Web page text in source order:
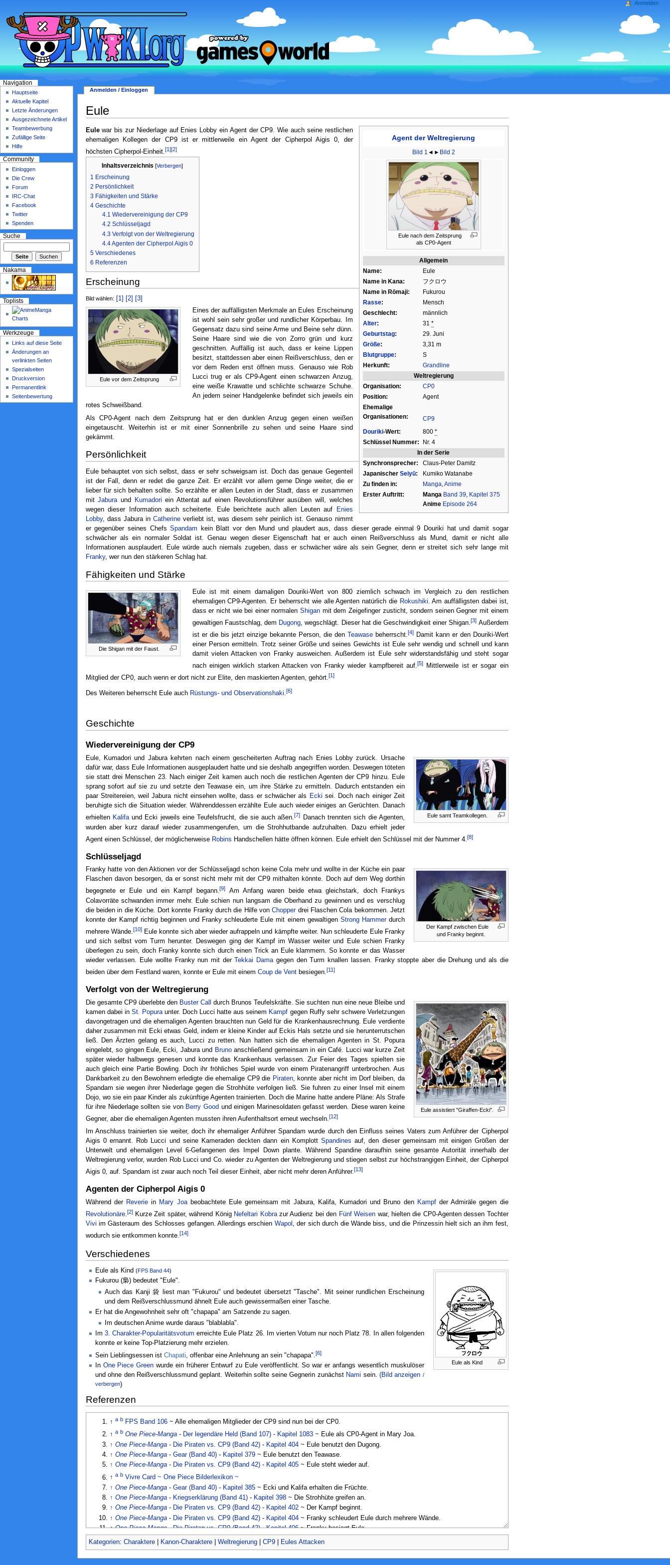
Eule
Agent der Weltregierung
Bild 1 ◄► Bild 2
Eule nach dem Zeitsprung
als CP0-Agent
Allgemein
Name:
Eule
Name in Kana:
フクロウ
Name in Rōmaji:
Fukurou
Rasse:
Mensch
Geschlecht:
männlich
Alter: 31 *
Geburtstag:
29. Juni
Größe:
3,31 m
Blutgruppe:
S
Herkunft:
Grandline
Weltregierung
Organisation:
CP0
Position:
Agent
Ehemalige
Organisationen:
CP9
Douriki-Wert: 800 *
Schlüssel Nummer:
Nr. 4
In der Serie
Synchronsprecher:
Claus-Peter Damitz
Japanischer Seiyū:
Kumiko Watanabe
Zu finden in:
Manga Anime
Erster Auftritt:
Manga Band 39, Kapitel 375
Anime Episode 264
Eulewar bis zur Niederlage auf Enies Lobby ein Agent der CP9. Wie auch seine restlichen
ehemaligen Kollegen der CP9 ist er mittlerweile ein Agent der Cipherpol Aigis 0, der
höchsten Cipherpol-Einheit.[1][2]
Inhaltsverzeichnis [Verbergen]
1 Erscheinung
2 Persönlichkeit
3 Fähigkeiten und Stärke
4 Geschichte
4.1 Wiedervereinigung der CP9
4.2 Schlüsseljagd
4.3 Verfolgt von der Weltregierung
4.4Agenten der Cipherpol Aigis 0
5 Verschiedenes
6 Referenzen
Erscheinung
Bild wählen: [1] [2] [3]
Eule vor dem Zeitsprung
Eines der auffälligsten Merkmale an Eules Erscheinung
ist wohl sein sehr großer und rundlicher Körperbau. Im
Gegensatz dazu sind seine Arme und Beine sehr dünn.
Seine Haare sind wie die von Zorro grün und kurz
geschnitten. Auffällig ist auch, dass er keine Lippen
besitzt, stattdessen aber einen Reißverschluss, den er
vor dem Reden erst öffnen muss. Genauso wie Rob
Lucci trug er als CP9-Agent einen schwarzen Anzug,
eine weiße Krawatte und schlichte schwarze Schuhe.
An jedem seiner Handgelenke befindet sich jeweils ein
rotes Schweißband.
Als CP0-Agent nach dem Zeitsprung hat er den dunklen Anzug gegen einen weißen
eingetauscht. Weiterhin ist er mit einer Sonnenbrille zu sehen und seine Haare sind
gekämmt.
Persönlichkeit
Eule behauptet von sich selbst, dass er sehr schweigsam ist. Doch das genaue Gegenteil
ist der Fall, denn er redet die ganze Zeit. Er erzählt vor allem gerne Dinge weiter, die er
lieber für sich behalten sollte. So erzählte er allen Leuten in der Stadt, dass er zusammen
mitJaburaund Kumadori ein Attentat auf einen Revolutionsführer ausüben will, welches
wegen dieser Information auch scheiterte. Eule berichtete auch allen Leuten auf
Enies
Lobby, dass Jabura in Catherineverliebt ist, was diesem sehr peinlich ist. Genauso nimmt
er gegenüber seines ChefsSpandam kein Blatt vor den Mund und plaudert aus, dass dieser gerade einmal 9 Douriki hat und damit sogar
schwächer als ein normaler Soldat ist. Genau wegen dieser Eigenschaft hat er auch einen Reißverschluss als Mund, damit er nicht alle
Informationen ausplaudert. Eule würde auch niemals zugeben, dass er schwächer wäre als sein Gegner, denn er streitet sich sehr lange mit
Franky, wer nun den stärkeren Schlag hat.
Fähigkeiten und Stärke
Die Shigan mit der Faust.
Eule ist mit einem damaligen Douriki-Wert von 800 ziemlich schwach im Vergleich zu den restlichen
ehemaligen CP9-Agenten. Er beherrscht wie alle Agenten natürlich die Rokushiki . Am auffälligsten dabei ist,
dass er nicht wie bei einer normalenShigan mit dem Zeigefinger zusticht, sondern seinen Gegner mit einem
gewaltigen Faustschlag, dem Dugong, wegschlägt. Dieser hat die Geschwindigkeit einer Shigan.[3] Außerdem
ist er die bis jetzt einzige bekannte Person, die den
Teawasebeherrscht.[4]Damit kann er den Douriki-Wert
einer Person ermitteln. Trotz seiner Größe und seines Gewichts ist Eule sehr wendig und schnell und kann
damit vielen Attacken von Franky ausweichen. Außerdem ist Eule sehr widerstandsfähig und steht sogar
nach einigen wirklich starken Attacken von Franky wieder kampfbereit auf.[5]Mittlerweile ist er sogar ein
Mitglied der CP0, auch wenn er dort nicht zur Elite, den maskierten Agenten, gehört.[1]
Des Weiteren beherrscht Eule auch Rüstungs- und Observationshaki.[6]
Geschichte
Wiedervereinigung der CP9
Eule samt Teamkollegen.
Eule, Kumadori und Jabura kehrten nach einem gescheiterten Auftrag nach Enies Lobby zurück. Ursache
dafür war, dass Eule Informationen ausgeplaudert hatte und sie deshalb angegriffen worden. Deswegen töteten
sie statt drei Menschen 23. Nach einiger Zeit kamen auch noch die restlichen Agenten der CP9 hinzu. Eule
sprang sofort auf sie zu und setzte den Teawase ein, um ihre Stärke zu ermitteln. Dadurch entstanden ein
paar Streitereien, weil Jabura nicht einsehen wollte, dass er schwächer als
Ecki sei. Doch nach einiger Zeit
beruhigte sich die Situation wieder. Währenddessen erzählte Eule auch wieder einiges an Gerüchten. Danach
erhielten Kalifaund Ecki jeweils eine Teufelsfrucht, die sie auch aßen.[7]
Danach trennten sich die Agenten,
wurden aber kurz darauf wieder zusammengerufen, um die Strohhutbande aufzuhalten. Dazu erhielt jeder
Agent einen Schlüssel, der möglicherweise Robins Handschellen hätte öffnen können. Eule erhielt den Schlüssel mit der Nummer 4. [8]
Schlüsseljagd
Der Kampf zwischen Eule
und Franky beginnt.
Franky hatte von den Aktionen vor der Schlüsseljagd schon keine Cola mehr und wollte in der Küche ein paar
Flaschen davon besorgen, da er sonst nicht mehr mit der CP9 mithalten könnte. Doch auf dem Weg dorthin
begegnete er Eule und ein Kampf begann.[9]
Am Anfang waren beide etwa gleichstark, doch Frankys
Colavorräte schwanden immer mehr. Eule schien nun langsam die Oberhand zu gewinnen und es verschlug
die beiden in die Küche. Dort konnte Franky durch die Hilfe vonChopperdrei Flaschen Cola bekommen. Jetzt
konnte der Kampf richtig beginnen und Franky schleuderte Eule mit einem gewaltigen Strong Hammerdurch
mehrere Wände.[10]Eule konnte sich aber wieder aufrappeln und kämpfte weiter. Nun schleuderte Eule Franky
und sich selbst vom Turm herunter. Deswegen ging der Kampf im Wasser weiter und Eule schien Franky
überlegen zu sein, doch Franky konnte sich durch einen Trick an Eule klammern. So konnte er das Wasser
wieder verlassen. Eule wollte Franky nun mit der
Tekkai Damagegen den Turm knallen lassen. Franky stoppte aber die Drehung und als die
beiden über dem Festland waren, konnte er Eule mit einem Coup de Ventbesiegen.[11]
Verfolgt von der Weltregierung
Eule assistiert "Giraffen-Ecki".
Die gesamte CP9 überlebte den Buster Call
durch Brunos Teufelskräfte. Sie suchten nun eine neue Bleibe und
kamen dabei in St. Popuraunter. Doch Lucci hatte aus seinem Kampf gegen Ruffy sehr schwere Verletzungen
davongetragen und die ehemaligen Agenten brauchten nun Geld für die Krankenhausrechnung. Eule verdiente
daher zusammen mit Ecki etwas Geld, indem er kleine Kinder auf Eckis Hals setzte und sie herunterrutschen
ließ. Den Ärzten gelang es auch, Lucci zu retten. Nun hatten sich die ehemaligen Agenten in St. Popura
eingelebt, so gingen Eule, Ecki, Jabura und Brunoanschließend gemeinsam in ein Café. Lucci war kurze Zeit
später wieder halbwegs genesen und konnte das Krankenhaus verlassen. Zur Feier des Tages spielten sie
auch gleich eine Partie Bowling. Doch ihr fröhliches Spiel wurde von einem Piratenangriff unterbrochen. Aus
Dankbarkeit zu den Bewohnern erledigte die ehemalige CP9 die Piraten, konnte aber nicht im Dorf bleiben, da
Spandam sie wegen ihrer Niederlage gegen die Strohhüte verfolgen ließ. Sie fuhren zu einer Insel mit einem
Dojo, wo sie ein paar Kinder als zukünftige Agenten trainierten. Doch die Marine hatte andere Pläne: Als Strafe
für ihre Niederlage sollten sie von Berry Good und einigen Marinesoldaten gefasst werden. Diese waren keine
Gegner, aber die ehemaligen Agenten mussten ihren Aufenthaltsort erneut wechseln.[12]
Im Anschluss trainierten sie weiter, doch ihr ehemaliger Anführer Spandam wurde durch den Einfluss seines Vaters zum Anführer der Cipherpol
Aigis 0 ernannt. Rob Lucci und seine Kameraden deckten dann ein KomplottSpandines auf, den dieser gemeinsam mit einigen Größen der
Unterwelt und ehemaligen Level 6-Gefangenen des Impel Down plante. Während Spandine daraufhin seine gesamte Autorität innerhalb der
Weltregierung verlor, wurden Rob Lucci und Co. wieder zu Agenten der Weltregierung und stiegen selbst zur höchstrangigen Einheit, der Cipherpol
Aigis 0, auf. Spandam ist zwar auch noch Teil dieser Einheit, aber nicht mehr deren Anführer.[13]
Agenten der Cipherpol Aigis 0
Während der Reverie in Mary Joabeobachtete Eule gemeinsam mit Jabura, Kalifa, Kumadori und Bruno den Kampfder Admiräle gegen die
Revolutionäre.[2]Kurze Zeit später, während König Nefeltari Kobrazur Audienz bei den Fünf Weisen war, hielten die CP0-Agenten dessen Tochter
Vivi im Gästeraum des Schlosses gefangen. Allerdings erschien Wapol , der sich durch die Wände biss, und die Prinzessin hielt sich an ihm fest,
wodurch sie entkommen konnte.[14]
Verschiedenes
Eule als Kind
Eule als Kind (FPS Band 44)
Fukurou (梟) bedeutet "Eule".
Auch das Kanji 袋 liest man "Fukurou" und bedeutet übersetzt "Tasche". Mit seiner rundlichen Erscheinung
und dem Reißverschlussmund ähnelt Eule auch gewissermaßen einer Tasche.
Er hat die Angewohnheit sehr oft "chapapa" am Satzende zu sagen.
Im deutschen Anime wurde daraus "blablabla".
Im 3. Charakter-Popularitätsvotum erreichte Eule Platz 26. Im vierten Votum nur noch Platz 78. In allen folgenden
konnte er keine Top-Platzierung mehr erzielen.
Sein Lieblingsessen ist Chapati, offenbar eine Anlehnung an sein "chapapa".[6]
In One Piece Green wurde ein früherer Entwurf zu Eule veröffentlicht. So war er anfangs wesentlich muskulöser
und ohne den Reißverschlussmund geplant. Weiterhin sollte seine Gegnerin zunächst Nami sein. (Bild anzeigen /
verbergen)
Referenzen
↑ a b FPS Band 106~ Alle ehemaligen Mitglieder der CP9 sind nun bei der CP0.
↑ a b One Piece-Manga- Der legendäre Held (Band 107)- Kapitel 1083~ Eule als CP0-Agent in Mary Joa.
↑ One Piece-Manga- Die Piraten vs. CP9 (Band 42)- Kapitel 404~ Eule benutzt den Dugong.
↑ One Piece-Manga- Gear (Band 40)- Kapitel 379~ Eule benutzt den Teawase.
↑ One Piece-Manga- Die Piraten vs. CP9 (Band 42)- Kapitel 405~ Eule steht wieder auf.
↑ a b Vivre Card ~ One Piece Bilderlexikon ~
↑ One Piece-Manga- Gear (Band 40)- Kapitel 385~ Ecki und Kalifa erhalten die Früchte.
↑ One Piece-Manga- Kriegserklärung (Band 41)- Kapitel 398~ Die Strohhüte greifen an.
↑ One Piece-Manga- Die Piraten vs. CP9 (Band 42)- Kapitel 402~ Der Kampf beginnt.
↑ One Piece-Manga- Die Piraten vs. CP9 (Band 42)- Kapitel 404~ Franky schleudert Eule durch mehrere Wände.
↑ One Piece-Manga-Die Piraten vs. CP9 (Band 42)-Kapitel 406~ Franky besiegt Eule.
↑
Cover-Story
Der Missionsbericht der CP9
↑ FPS Band 109~ Eules Werdegang während des Zeitsprungs.
↑ One Piece-Manga-Der legendäre Held (Band 107)-Kapitel 1085~ Prinzessin Vivi entkommt den CP0-Agenten.
Kategorien: Charaktere| Kanon-Charaktere| Weltregierung| CP9| Eules Attacken
Anmelden / Einloggen
Anmelden
Navigation
Hauptseite
Aktuelle Kapitel
Letzte Änderungen
Ausgezeichnete Artikel
Teambewerbung
Zufällige Seite
Hilfe
Community
Einloggen
Die Crew
Forum
IRC-Chat
Facebook
Twitter
Spenden
Suche
Nakama
Toplists
Werkzeuge
Links auf diese Seite
Änderungen an
verlinkten Seiten
Spezialseiten
Druckversion
Permanentlink
Seitenbewertung